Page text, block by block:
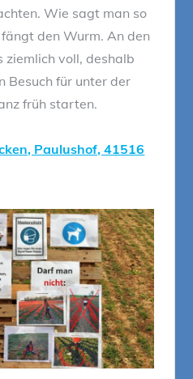
Wie sagt man so
den Wurm. An den
ziemlich voll, deshalb
Besuch für unter der
früh starten.
Paulushof, 41516